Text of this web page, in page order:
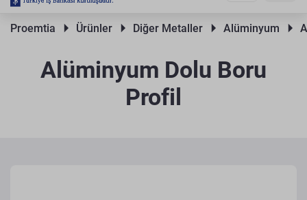
Proemtia Ürünler Diğer Metaller Alüminyum
Alüminyum Dolu Boru
Profil